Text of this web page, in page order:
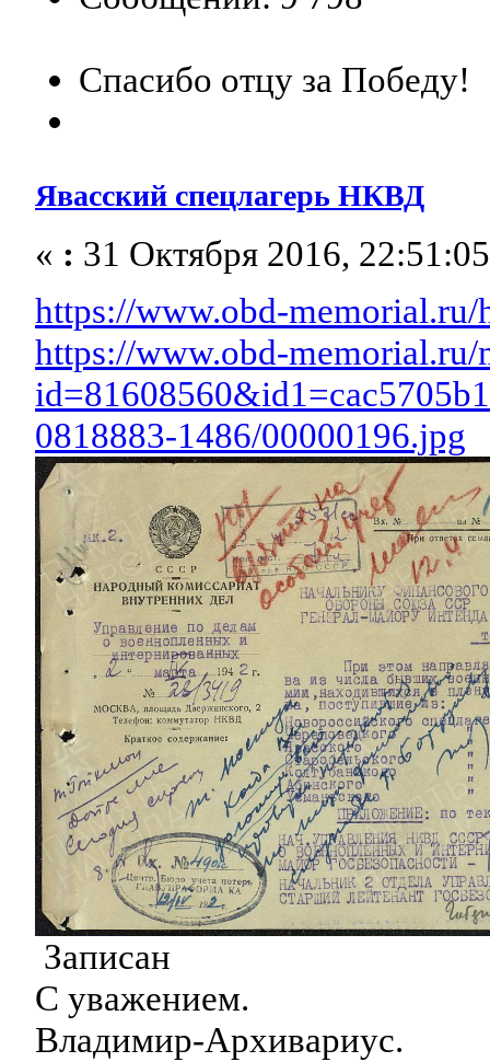
Спасибо отцу за Победу!
Явасский спецлагерь НКВД
« : 31 Октября 2016,
https://www.obd-
https://www.obd-
0818883-1486/00000196.jpg
Записан
С уважением.
Владимир-Архивариус.